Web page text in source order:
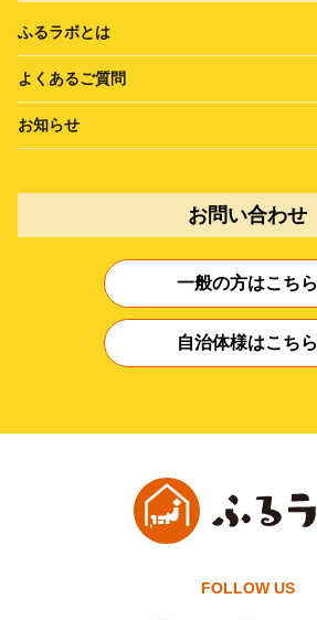
ふるラボとは
よくあるご質問
お知らせ
お問い合わせ
一般の方はこちら
自治体様はこちら
FOLLOW US